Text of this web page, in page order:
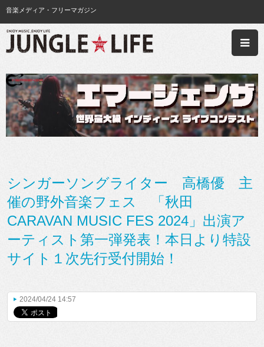
音楽メディア・フリーマガジン
シンガーソングライター 高橋優 主
催の野外音楽フェス 「秋田
CARAVAN MUSIC FES 2024」出演ア
ーティスト第一弾発表！本日より特設
サイト１次先行受付開始！
2024/04/24 14:57